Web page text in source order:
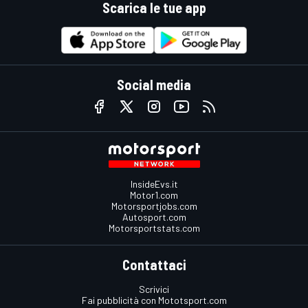
Scarica le tue app
Social media
InsideEvs.it
Motor1.com
Motorsportjobs.com
Autosport.com
Motorsportstats.com
Contattaci
Scrivici
Fai pubblicità con Mototsport.com